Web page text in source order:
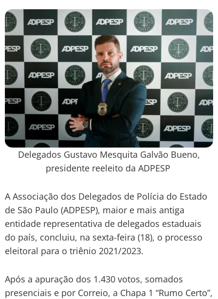
Delegados Gustavo Mesquita Galvão Bueno,
presidente reeleito da ADPESP
A Associação dos Delegados de Polícia do Estado
de São Paulo (ADPESP), maior e mais antiga
entidade representativa de delegados estaduais
do país, concluiu, na sexta-feira (18), o processo
eleitoral para o triênio 2021/2023.
Após a apuração dos 1.430 votos, somados
presenciais e por Correio, a Chapa 1 “Rumo Certo”,